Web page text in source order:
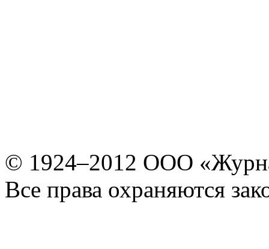
© 1924–2012 ООО
Все права охраняются